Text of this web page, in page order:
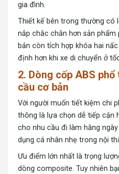
gia đình.
Thiết kế bên trong thường có
nắp chắc chắn hơn sản phẩm
bản còn tích hợp khóa hai
định hơn khi xe di chuyển ở
2. Dòng cốp ABS
cầu cơ bản
Với người muốn tiết kiệm chi
thông là lựa chọn dễ tiếp cận
cho nhu cầu đi làm hằng
dụng cá nhân nhẹ trong nội
Ưu điểm lớn nhất là trọng
dòng composite. Tuy nhiên